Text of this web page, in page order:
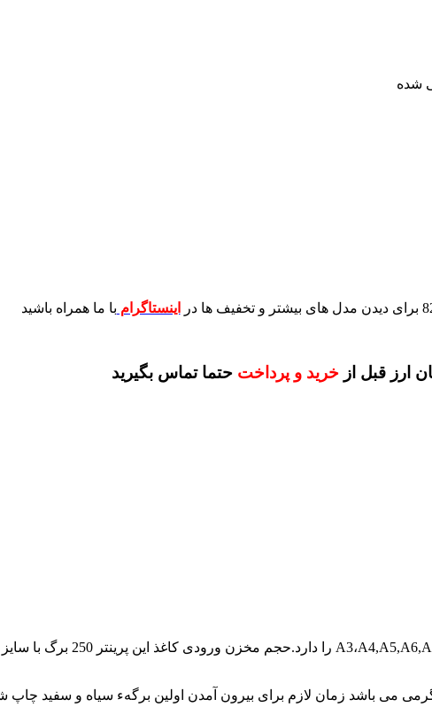
شده
برای دیدن مدل های بیشتر و تخفیف ها در اینستاگرام با ما همراه باشید
ارز قبل از خرید و پرداختحتما تماس بگیرید